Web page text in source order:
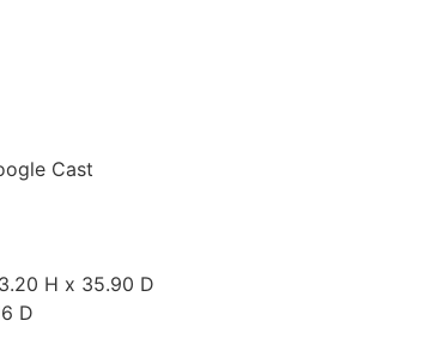
Cast
H x 35.90 D
D